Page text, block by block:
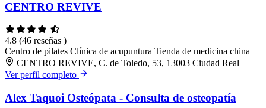
CENTRO REVIVE
4.8 (46 reseñas )
Centro de pilates Clínica de acupuntura Tienda de medicina china
CENTRO REVIVE, C. de Toledo, 53, 13003 Ciudad Real
Ver perfil completo
Alex Taquoi Osteópata - Consulta de osteopatía